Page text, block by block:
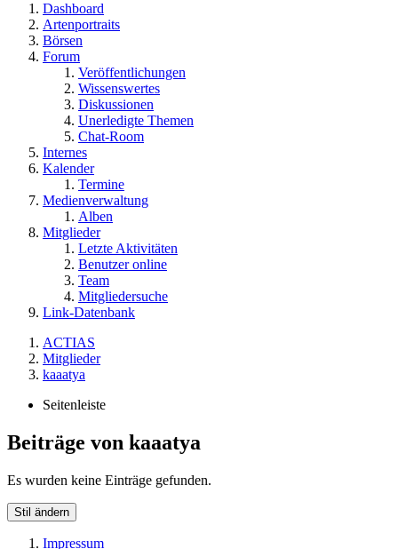
Dashboard
Artenportraits
Börsen
Forum
Veröffentlichungen
Wissenswertes
Diskussionen
Unerledigte Themen
Chat-Room
Internes
Kalender
Termine
Medienverwaltung
Alben
Mitglieder
Letzte Aktivitäten
Benutzer online
Team
Mitgliedersuche
Link-Datenbank
ACTIAS
Mitglieder
kaaatya
Seitenleiste
Beiträge von kaaatya
Es wurden keine Einträge gefunden.
Stil ändern
Impressum